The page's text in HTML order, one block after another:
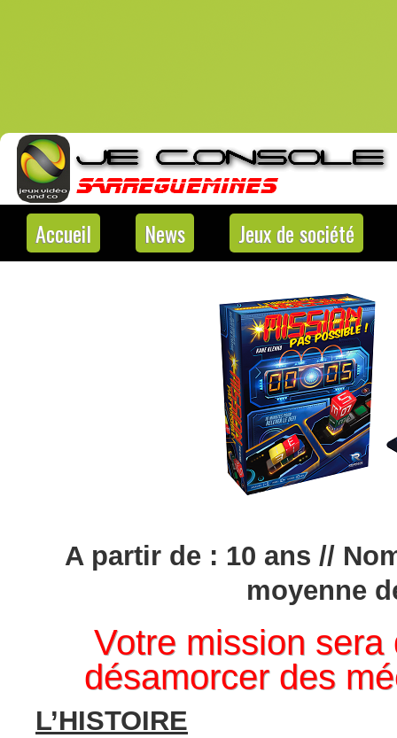
Accueil News Jeux de société
A partir de : 10 ans //
moyenne
Votre mission
désamorcer des
L’HISTOIRE